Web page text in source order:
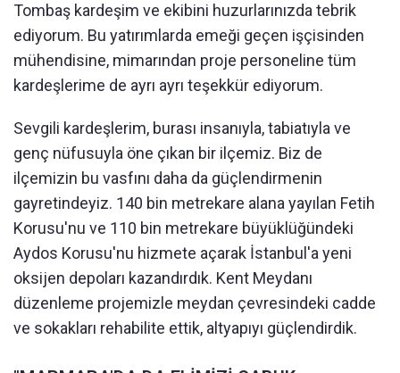
Tombaş kardeşim ve ekibini huzurlarınızda tebrik
ediyorum. Bu yatırımlarda emeği geçen işçisinden
mühendisine, mimarından proje personeline tüm
kardeşlerime de ayrı ayrı teşekkür ediyorum.
Sevgili kardeşlerim, burası insanıyla, tabiatıyla ve
genç nüfusuyla öne çıkan bir ilçemiz. Biz de
ilçemizin bu vasfını daha da güçlendirmenin
gayretindeyiz. 140 bin metrekare alana yayılan Fetih
Korusu'nu ve 110 bin metrekare büyüklüğündeki
Aydos Korusu'nu hizmete açarak İstanbul'a yeni
oksijen depoları kazandırdık. Kent Meydanı
düzenleme projemizle meydan çevresindeki cadde
ve sokakları rehabilite ettik, altyapıyı güçlendirdik.